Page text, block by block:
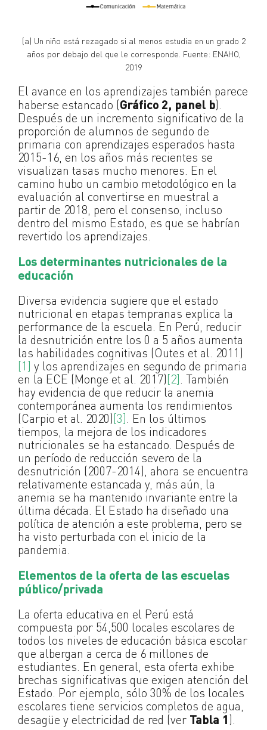
(a) Un niño está rezagado si al menos estudia en un grado 2
años por debajo del que le corresponde. Fuente: ENAHO,
2019
El avance en los aprendizajes también parece
haberse estancado (Gráfico 2, panel b).
Después de un incremento significativo de la
proporción de alumnos de segundo de
primaria con aprendizajes esperados hasta
2015-16, en los años más recientes se
visualizan tasas mucho menores. En el
camino hubo un cambio metodológico en la
evaluación al convertirse en muestral a
partir de 2018, pero el consenso, incluso
dentro del mismo Estado, es que se habrían
revertido los aprendizajes.
Los determinantes nutricionales de la
educación
Diversa evidencia sugiere que el estado
nutricional en etapas tempranas explica la
performance de la escuela. En Perú, reducir
la desnutrición entre los 0 a 5 años aumenta
las habilidades cognitivas (Outes et al. 2011)
[1] y los aprendizajes en segundo de primaria
en la ECE (Monge et al. 2017)[2]. También
hay evidencia de que reducir la anemia
contemporánea aumenta los rendimientos
(Carpio et al. 2020)[3]. En los últimos
tiempos, la mejora de los indicadores
nutricionales se ha estancado. Después de
un período de reducción severo de la
desnutrición (2007-2014), ahora se encuentra
relativamente estancada y, más aún, la
anemia se ha mantenido invariante entre la
última década. El Estado ha diseñado una
política de atención a este problema, pero se
ha visto perturbada con el inicio de la
pandemia.
Elementos de la oferta de las escuelas
público/privada
La oferta educativa en el Perú está
compuesta por 54,500 locales escolares de
todos los niveles de educación básica escolar
que albergan a cerca de 6 millones de
estudiantes. En general, esta oferta exhibe
brechas significativas que exigen atención del
Estado. Por ejemplo, sólo 30% de los locales
escolares tiene servicios completos de agua,
desagüe y electricidad de red (ver Tabla 1).